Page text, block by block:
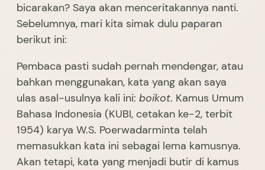
bicarakan? Saya akan menceritakannya nanti.
Sebelumnya, mari kita simak dulu paparan
berikut ini:
Pembaca pasti sudah pernah mendengar, atau
bahkan menggunakan, kata yang akan saya
ulas asal-usulnya kali ini: boikot. Kamus Umum
Bahasa Indonesia (KUBI, cetakan ke-2, terbit
1954) karya W.S. Poerwadarminta telah
memasukkan kata ini sebagai lema kamusnya.
Akan tetapi, kata yang menjadi butir di kamus